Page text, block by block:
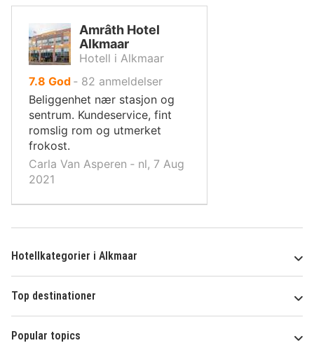
Amrâth Hotel
Alkmaar
Hotell i Alkmaar
7.8 av
10,
God ‐ 82 anmeldelser
Beliggenhet nær stasjon og
sentrum. Kundeservice, fint
romslig rom og utmerket
frokost.
Carla Van Asperen ‐ nl, 7 Aug
2021
Hotellkategorier i Alkmaar
Top destinationer
Popular topics